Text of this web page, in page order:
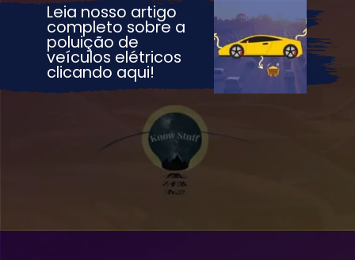
Leia nosso artigo
completo sobre a
poluição de
veículos elétricos
clicando aqui!